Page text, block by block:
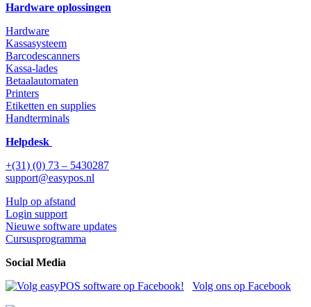
Hardware oplossingen
Hardware
Kassasysteem
Barcodescanners
Kassa-lades
Betaalautomaten
Printers
Etiketten en supplies
Handterminals
Helpdesk
+(31) (0) 73 – 5430287
support@easypos.nl
Hulp op afstand
Login support
Nieuwe software updates
Cursusprogramma
Social Media
Volg ons op Facebook